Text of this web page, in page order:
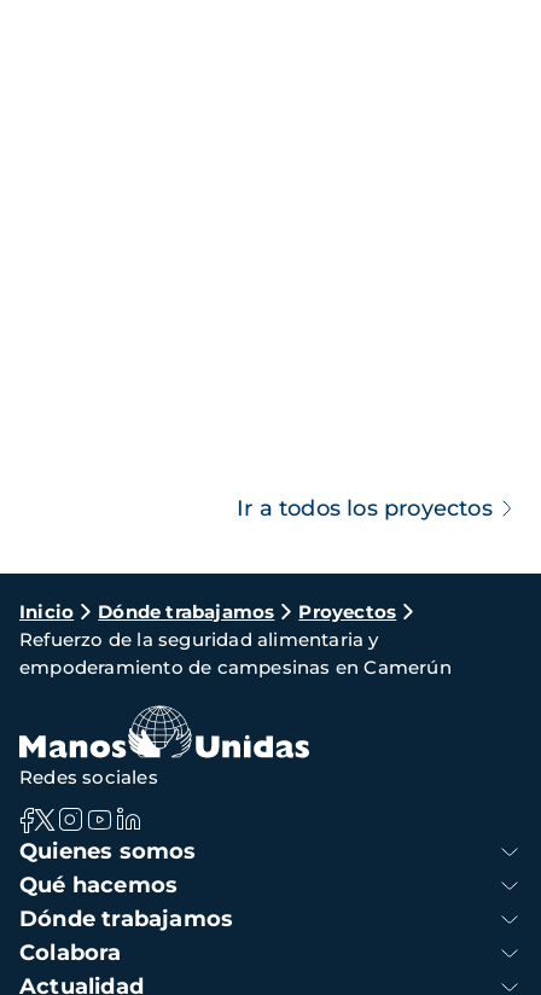
Ir a todos los proyectos
Ruta
de
navegación
Inicio Dónde trabajamos
Proyectos
Refuerzo de la seguridad alimentaria y
empoderamiento de campesinas en Camerún
Navegación
principal
Quienes somos
Qué hacemos
Dónde trabajamos
Colabora
Actualidad
Redes sociales